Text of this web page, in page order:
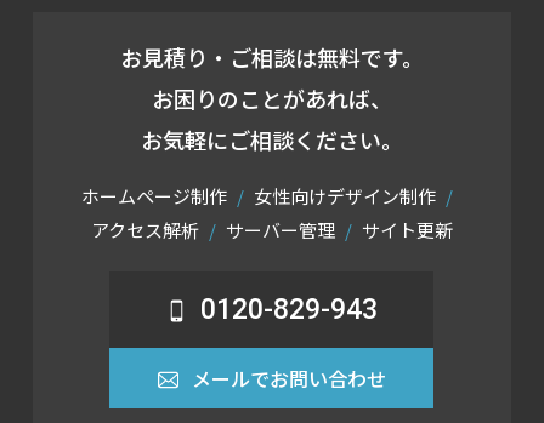
お見積り・ご相談は無料です。
お困りのことがあれば、
お気軽にご相談ください。
ホームページ制作
女性向けデザイン制作
アクセス解析
サーバー管理 サイト更新
0120-829-943
メールでお問い合わせ